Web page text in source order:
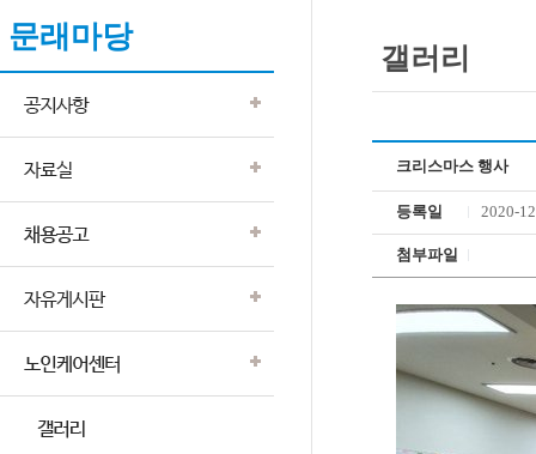
문래마당
갤러리
크리스마스 행사
등록일 2020-
첨부파일